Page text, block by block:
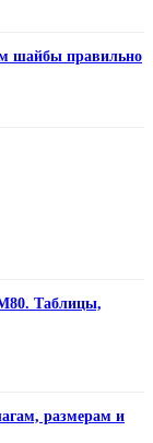
шайбы правильно
Таблицы,
размерам и